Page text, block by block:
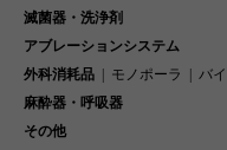
滅菌器・洗浄剤
アブレーションシステム
外科消耗品
モノポーラ
バ
麻酔器・呼吸器
その他